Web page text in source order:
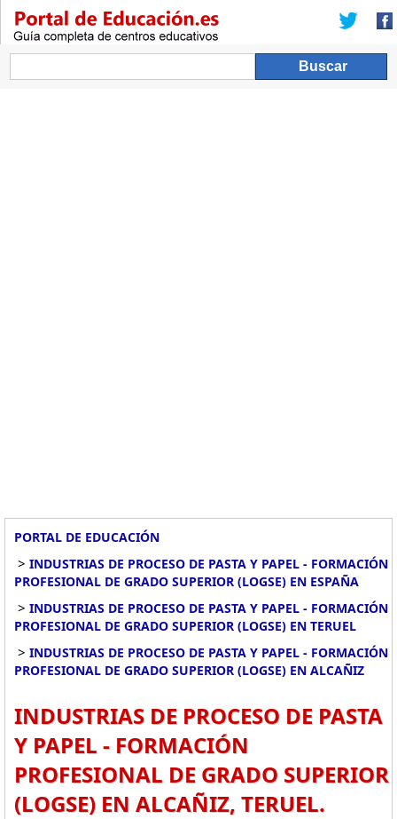
PORTAL DE EDUCACIÓN
> INDUSTRIAS DE PROCESO DE PASTA Y PAPEL - FORMACIÓN
PROFESIONAL DE GRADO SUPERIOR (LOGSE) EN ESPAÑA
> INDUSTRIAS DE PROCESO DE PASTA Y PAPEL - FORMACIÓN
PROFESIONAL DE GRADO SUPERIOR (LOGSE) EN TERUEL
> INDUSTRIAS DE PROCESO DE PASTA Y PAPEL - FORMACIÓN
PROFESIONAL DE GRADO SUPERIOR (LOGSE) EN ALCAÑIZ
INDUSTRIAS DE PROCESO DE PASTA
Y PAPEL - FORMACIÓN
PROFESIONAL DE GRADO SUPERIOR
(LOGSE) EN ALCAÑIZ, TERUEL.